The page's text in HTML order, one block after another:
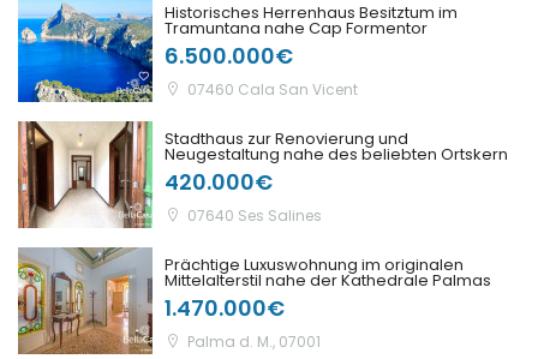
Historisches Herrenhaus Besitztum im
Tramuntana nahe Cap Formentor
6.500.000€
07460 Cala San Vicent
Stadthaus zur Renovierung und
Neugestaltung nahe des beliebten Ortskern
420.000€
07640 Ses Salines
Prächtige Luxuswohnung im originalen
Mittelalterstil nahe der Kathedrale Palmas
1.470.000€
Palma d. M., 07001